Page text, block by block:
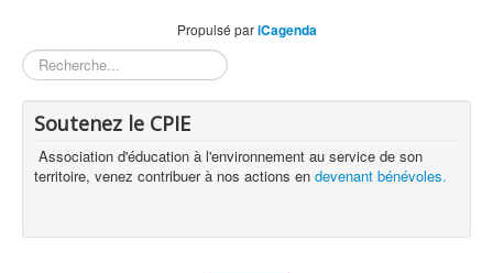
Propulsé pariCagenda
Rechercher
Soutenez le CPIE
Association d'éducation à l'environnement au service de son
territoire, venez contribuer à nos actions en devenant bénévoles.